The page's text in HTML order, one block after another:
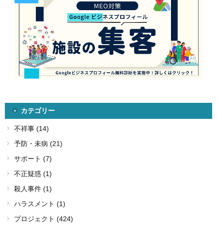
カテゴリー
不祥事 (14)
予防・未病 (21)
サポート (7)
不正疑惑 (1)
殺人事件 (1)
ハラスメント (1)
プロジェクト (424)